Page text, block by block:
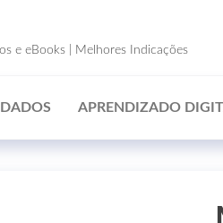
e eBooks | Melhores Indicações
APRENDIZADO